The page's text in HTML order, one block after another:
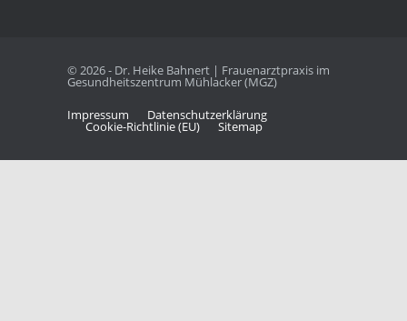
© 2026 - Dr. Heike Bahnert | Frauenarztpraxis im
Gesundheitszentrum Mühlacker (MGZ)
Impres­sum
Daten­schutz­er­klä­rung
Coo­kie-Rich­t­­li­­nie (EU) Site­map